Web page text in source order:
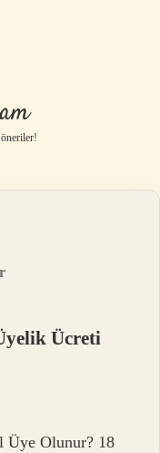
öneriler!
Ücreti
Üye Olunur? 18